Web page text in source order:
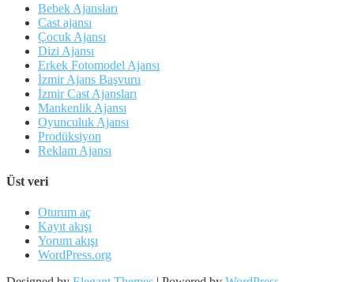
Bebek Ajansları
Cast ajansı
Çocuk Ajansı
Dizi Ajansı
Erkek Fotomodel Ajansı
İzmir Ajans Başvuru
İzmir Cast Ajansları
Mankenlik Ajansı
Oyunculuk Ajansı
Prodüksiyon
Reklam Ajansı
Üst veri
Oturum aç
Kayıt akışı
Yorum akışı
WordPress.org